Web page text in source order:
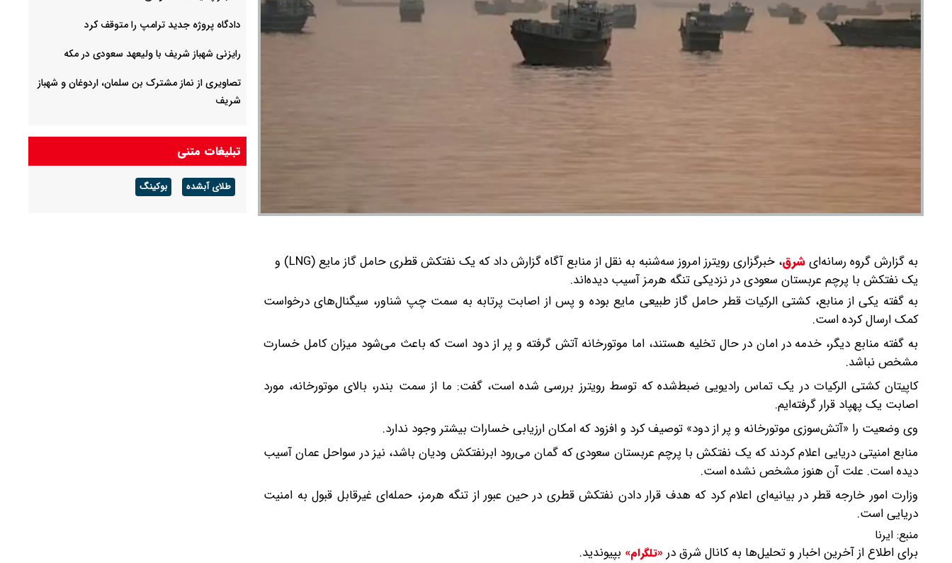
به گزارش گروه رسانه‌ایشرق،
خبرگزاری رویترز امروز سه‌شنبه به نقل از منابع آگاه گزارش داد که یک نفتکش قطری حامل گاز مایع (LNG) و
یک نفتکش با پرچم عربستان سعودی در نزدیکی تنگه هرمز آسیب دیده‌اند.
به گفته یکی از منابع، کشتی الرکیات قطر حامل گاز طبیعی مایع بوده و پس از اصابت پرتابه به سمت چپ شناور، سیگنال‌های درخواست
کمک ارسال کرده است.
به گفته منابع دیگر، خدمه در امان در حال تخلیه هستند، اما موتورخانه آتش گرفته و پر از دود است که باعث می‌شود میزان کامل خسارت
مشخص نباشد.
کاپیتان کشتی الرکیات در یک تماس رادیویی ضبط‌شده که توسط رویترز بررسی شده است، گفت: ما از سمت بندر، بالای موتورخانه، مورد
اصابت یک پهپاد قرار گرفته‌ایم.
وی وضعیت را «آتش‌سوزی موتورخانه و پر از دود» توصیف کرد و افزود که امکان ارزیابی خسارات بیشتر وجود ندارد.
منابع امنیتی دریایی اعلام کردند که یک نفتکش با پرچم عربستان سعودی که گمان می‌رود ابرنفتکش ودیان باشد، نیز در سواحل عمان آسیب
دیده است. علت آن هنوز مشخص نشده است.
وزارت امور خارجه قطر در بیانیه‌ای اعلام کرد که هدف قرار دادن نفتکش قطری در حین عبور از تنگه هرمز، حمله‌ای غیرقابل قبول به امنیت
دریایی است.
منبع: ایرنا
برای اطلاع از آخرین اخبار و تحلیل‌ها به کانال شرق در «تلگرام» بپیوندید.
دادگاه پروژه جدید ترامپ را متوقف کرد
رایزنی شهباز شریف با ولیعهد سعودی در مکه
تصاویری از نماز مشترک بن سلمان، اردوغان و شهباز
شریف
تبلیغات متنی
طلای آبشده بوکینگ